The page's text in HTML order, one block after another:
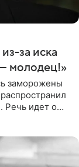
за иска
молодец!»
заморожены
Речь идет о